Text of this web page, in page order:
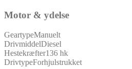
Motor & ydelse
GeartypeManuelt
DrivmiddelDiesel
Hestekræfter136 hk
DrivtypeForhjulstrukket